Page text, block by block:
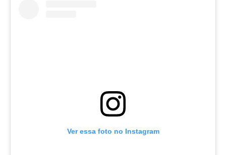
Ver essa foto no Instagram